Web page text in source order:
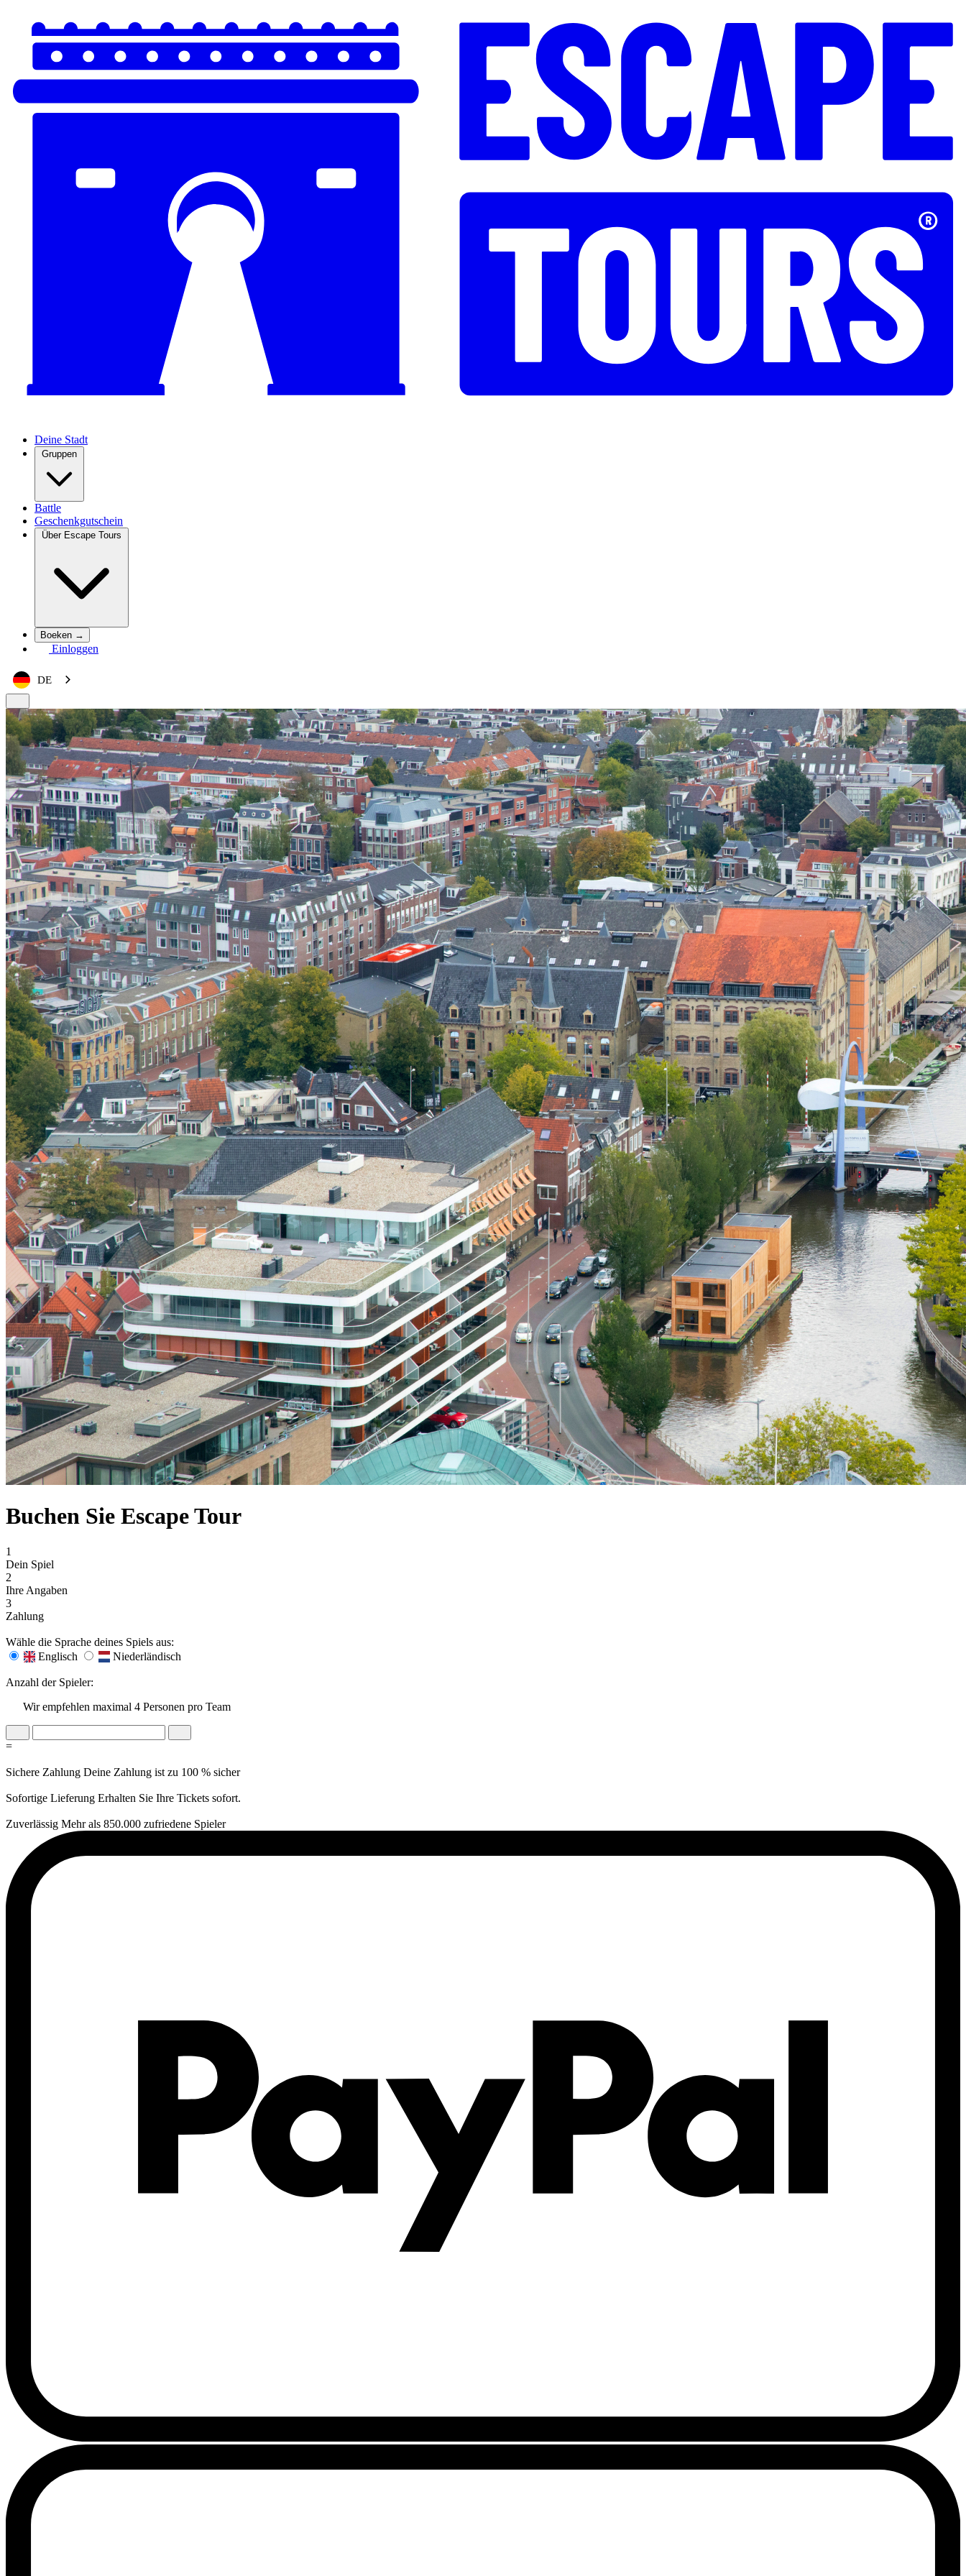
Deine Stadt
Gruppen
Battle
Geschenkgutschein
Über Escape Tours
Boeken →
Einloggen
DE
Buchen Sie Escape Tour
1
Dein Spiel
2
Ihre Angaben
3
Zahlung
Wähle die Sprache deines Spiels aus:
Englisch
Niederländisch
Anzahl der Spieler:
Wir empfehlen maximal 4 Personen pro Team
=
Sichere Zahlung Deine Zahlung ist zu 100 % sicher
Sofortige Lieferung Erhalten Sie Ihre Tickets sofort.
Zuverlässig Mehr als 850.000 zufriedene Spieler